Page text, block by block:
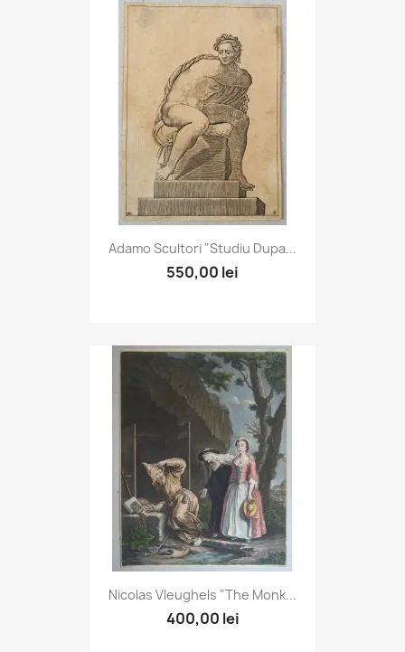
Adamo Scultori "Studiu Dupa...
550,00 lei
Nicolas Vleughels "The Monk...
400,00 lei